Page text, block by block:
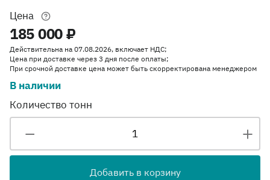
Цена
185 000 ₽
Действительна на 07.08.2026, включает НДС;
Цена при доставке через 3 дня после оплаты;
При срочной доставке цена может быть скорректирована менеджером
В наличии
Количество тонн
Добавить в корзину